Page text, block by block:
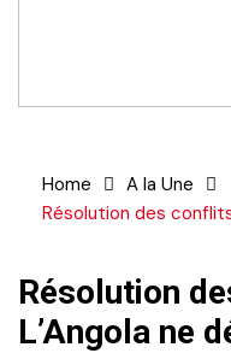
Home
A la Une
Résolution des
Résolution
L’Angola ne